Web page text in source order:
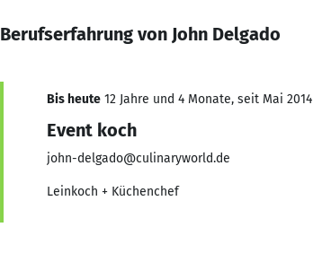
Berufserfahrung von John Delgado
Bis heute 12 Jahre und 4 Monate, seit Mai 2014
Event koch
john-delgado@culinaryworld.de
Leinkoch + Küchenchef